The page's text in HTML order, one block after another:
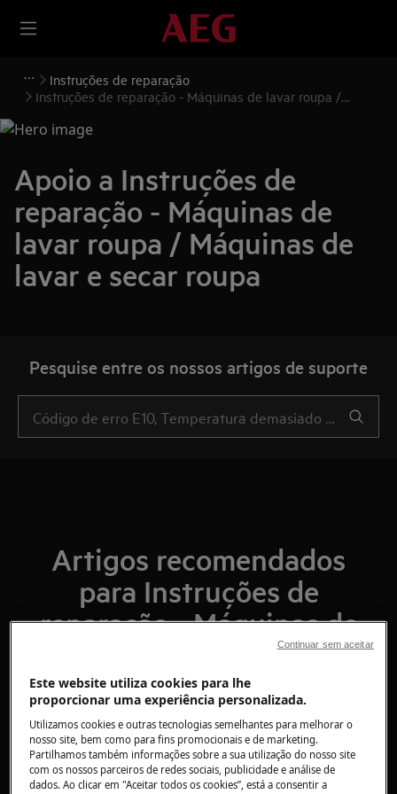
Instruções de reparação
Instruções de reparação - Máquinas de lavar roupa /
Apoio a Instruções de
reparação - Máquinas de
lavar roupa / Máquinas de
lavar e secar roupa
Pesquise entre os nossos artigos de suporte
Artigos recomendados
para Instruções de
reparação - Máquinas de
lavar roupa / Máquinas de
lavar e secar roupa
Máquina de lavar roupa - Como substituir
Este website utiliza cookies para lhe
proporcionar uma experiência personalizada.
Utilizamos cookies e outras tecnologias semelhantes para melhorar o
nosso site, bem como para fins promocionais e de marketing.
Partilhamos também informações sobre a sua utilização do nosso site
com os nossos parceiros de redes sociais, publicidade e análise de
dados. Ao clicar em "Aceitar todos os cookies”, está a consentir a
Continuar sem aceitar